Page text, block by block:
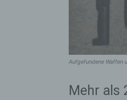
Aufgefundene Waffen
Mehr als